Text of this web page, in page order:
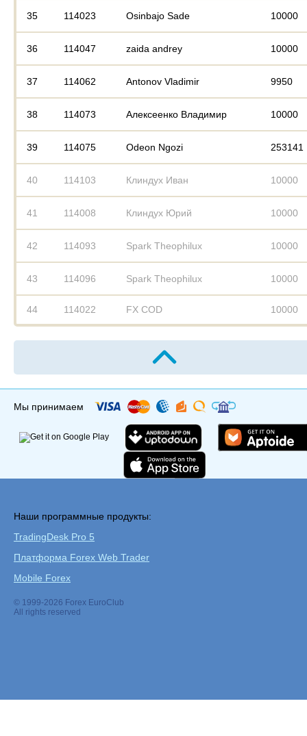
35 114023 Osinbajo Sade 10000
36 114047 zaida andrey 10000
37 114062 Antonov Vladimir 9950
38 114073 Алексеенко Владимир 10000
39 114075 Odeon Ngozi 253141
40 114103 Клиндух Иван 10000
41 114008 Клиндух Юрий 10000
42 114093 Spark Theophilux 10000
43 114096 Spark Theophilux 10000
44 114022 FX COD 10000
Мы принимаем
Наши программные продукты:
TradingDesk Pro 5
Платформа Forex Web Trader
Mobile Forex
© 1999-2026 Forex EuroClub
All rights reserved